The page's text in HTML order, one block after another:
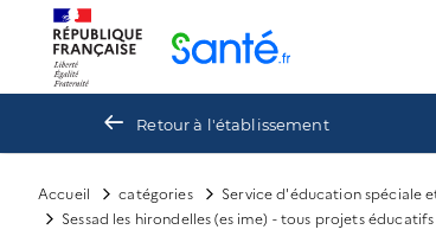
Retour à l'établissement
Accueil catégories Service d'éducation spéciale
Sessad les hirondelles (es ime) - tous projets
Panneau de gestion des cookies